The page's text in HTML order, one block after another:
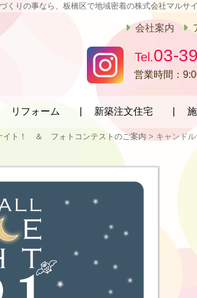
りの事なら、板橋区で地域密着の株式会社マルサ
会社案内
03-
営業時間：
リフォーム 新築注文住宅
イト！ ＆ フォトコンテストのご案内 > キャンド